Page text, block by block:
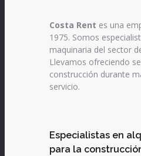
Costa Rent es una
1975. Somos
maquinaria del sector
Llevamos ofreciendo
construcción durante
servicio.
Especialistas en
para la